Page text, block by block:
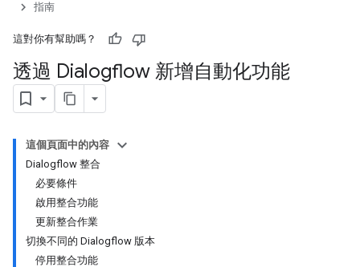
指南
這對你有幫助嗎？
透過 Dialogflow 新增自動化功能
這個頁面中的內容
Dialogflow 整合
必要條件
啟用整合功能
更新整合作業
切換不同的 Dialogflow 版本
停用整合功能